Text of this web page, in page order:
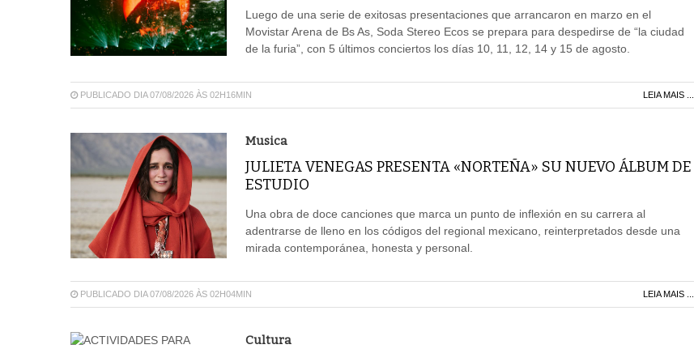
Luego de una serie de exitosas presentaciones que arrancaron en marzo en el
Movistar Arena de Bs As, Soda Stereo Ecos se prepara para despedirse de “la ciudad
de la furia”, con 5 últimos conciertos los días 10, 11, 12, 14 y 15 de agosto.
PUBLICADO DIA 07/08/2026 ÀS 02H16MIN LEIA MAIS ...
Musica
JULIETA VENEGAS PRESENTA «NORTEÑA» SU NUEVO ÁLBUM DE
ESTUDIO
Una obra de doce canciones que marca un punto de inflexión en su carrera al
adentrarse de lleno en los códigos del regional mexicano, reinterpretados desde una
mirada contemporánea, honesta y personal.
PUBLICADO DIA 07/08/2026 ÀS 02H04MIN LEIA MAIS ...
Cultura